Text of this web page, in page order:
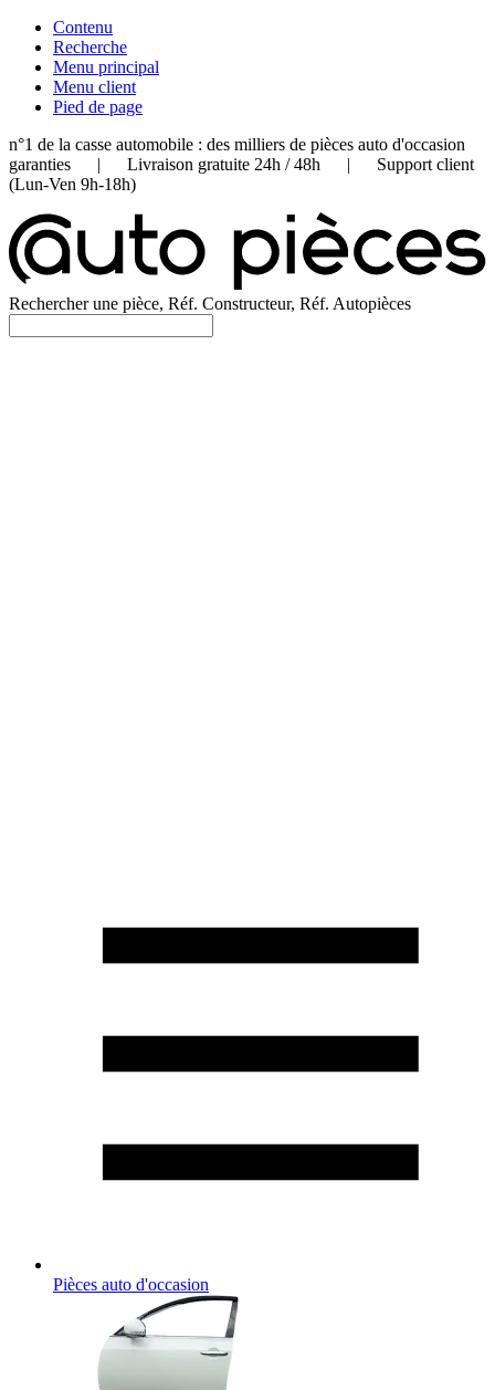
Contenu
Recherche
Menu principal
Menu client
Pied de page
n°1 de la casse automobile : des milliers de pièces auto d'occasion
garanties | Livraison gratuite 24h / 48h | Support client
(Lun-Ven 9h-18h)
Rechercher une pièce, Réf. Constructeur, Réf. Autopièces
Pièces auto d'occasion